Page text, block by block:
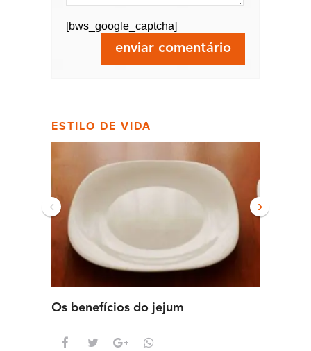
[bws_google_captcha]
ESTILO DE VIDA
Os benefícios do jejum
‹ ›